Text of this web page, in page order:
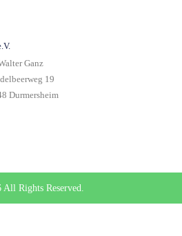
Ganz
19
Durmersheim
Rights Reserved.